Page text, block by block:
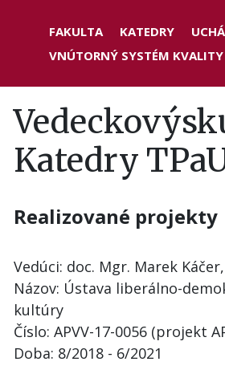
Header
menu
FAKULTA KATEDRY
VNÚTORNÝ SYSTÉM KVALITY
Katedry
Realizované projekty
Vedúci: doc. Mgr. Marek
Názov: Ústava liberálno-
kultúry
Číslo: APVV-17-0056 (projekt
Doba: 8/2018 - 6/2021